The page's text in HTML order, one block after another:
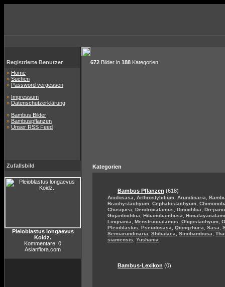
Registrierte Benutzer
» Home
» Suchen
» Password vergessen
» Impressum
» Datenschutzerklärung
» Bambus Bilder
» Bambuspflanzen
» Unser RSS Feed
Zufallsbild
Pleioblastus longaevus
Koidz.
Kommentare: 0
Asianflora.com
672 Bilder in 188 Kategorien.
Kategorien
Bambus Pflanzen (618)
Acidosasa Arthrostylidium Arundinaria
Brachystachyum Cephalostachyum
Chusquea
Dendrocalamus Dinochloa
Gigantochloa
Hibanobambusa
Lingnania
Menstruocalamus Oligostachyum
Pleioblastus
Pseudosasa Qiongzhuea Sasa
Semiarundinaria
Shibataea Sinobambusa
siamensis
Yushania
Bambus-Lexikon (0)